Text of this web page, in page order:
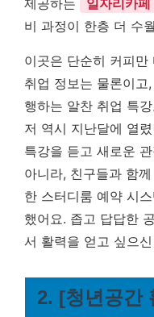
제공하는
일자리카
비 과정이 한층 더 수
이곳은 단순히 커피만
취업 정보는 물론이고
행하는 알찬 취업 특
저 역시 지난달에 열
특강을 듣고 새로운
아니라, 친구들과 함
한 스터디룸 예약 시
했어요. 좁고 답답한
서 활력을 얻고 싶으
2. [청년공간